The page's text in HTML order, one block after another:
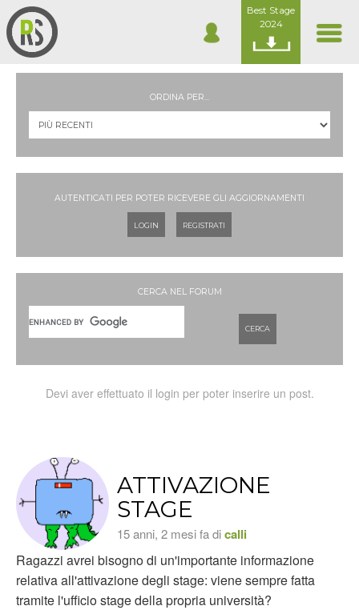
Best Stage
2024
ORDINA PER...
AUTENTICATI PER POTER RICEVERE GLI AGGIORNAMENTI
LOGIN REGISTRATI
CERCA NEL FORUM
CERCA
Devi aver effettuato il login per poter inserire un post.
ATTIVAZIONE
STAGE
15 anni, 2 mesi fa dicalli
Ragazzi avrei bisogno di un'importante informazione
relativa all'attivazione degli stage: viene sempre fatta
tramite l'ufficio stage della propria università?